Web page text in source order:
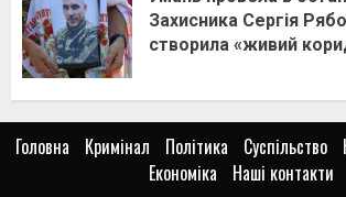
Захисника Сергія
створила «живий
Головна Кримінал Політика Суспільство
Економіка
Наші контакти